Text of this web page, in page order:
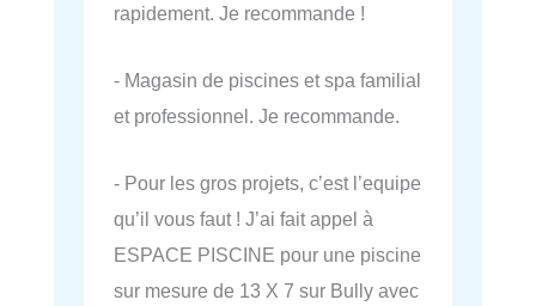
rapidement. Je recommande !
- Magasin de piscines et spa familial
et professionnel. Je recommande.
- Pour les gros projets, c’est l’equipe
qu’il vous faut ! J’ai fait appel à
ESPACE PISCINE pour une piscine
sur mesure de 13 X 7 sur Bully avec